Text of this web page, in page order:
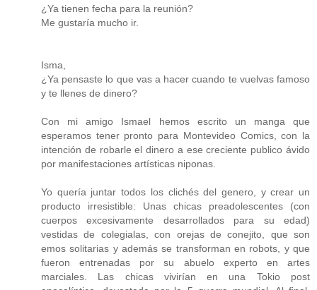
¿Ya tienen fecha para la reunión?
Me gustaría mucho ir.
Isma,
¿Ya pensaste lo que vas a hacer cuando te vuelvas famoso
y te llenes de dinero?
Con mi amigo Ismael hemos escrito un manga que
esperamos tener pronto para Montevideo Comics, con la
intención de robarle el dinero a ese creciente publico ávido
por manifestaciones artísticas niponas.
Yo quería juntar todos los clichés del genero, y crear un
producto irresistible: Unas chicas preadolescentes (con
cuerpos excesivamente desarrollados para su edad)
vestidas de colegialas, con orejas de conejito, que son
emos solitarias y además se transforman en robots, y que
fueron entrenadas por su abuelo experto en artes
marciales. Las chicas vivirían en una Tokio post